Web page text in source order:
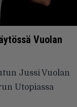
Vuolan
Jussi Vuolan
Utopiassa